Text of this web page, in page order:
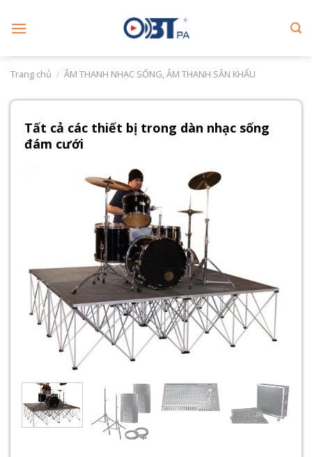
Trang chủ / ÂM THANH NHẠC SỐNG, ÂM THANH SÂN KHẤU
Tất cả các thiết bị trong dàn nhạc sống
đám cưới